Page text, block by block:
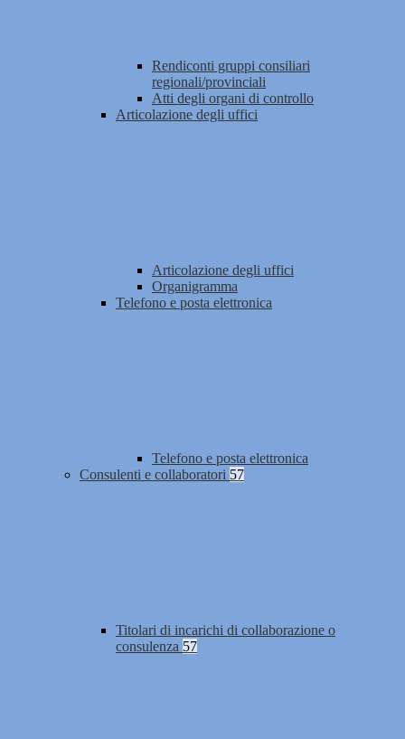
Rendiconti gruppi consiliari
regionali/provinciali
Atti degli organi di controllo
Articolazione degli uffici
Articolazione degli uffici
Organigramma
Telefono e posta elettronica
Telefono e posta elettronica
Consulenti e collaboratori 57
Titolari di incarichi di collaborazione o
consulenza 57